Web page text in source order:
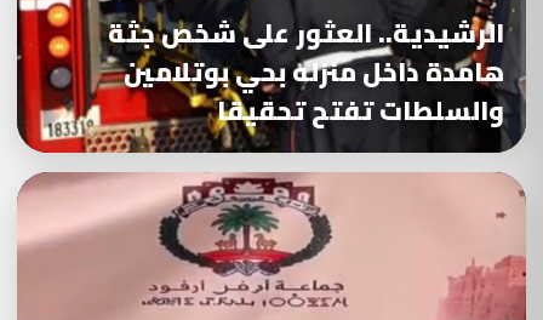
الرشيدية.. العثور على شخص جثة
هامدة داخل منزله بحي بوتلامين
والسلطات تفتح تحقيقا